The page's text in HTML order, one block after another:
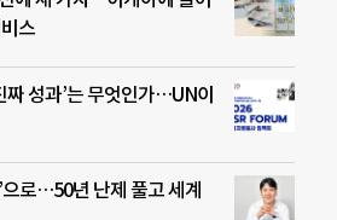
스
짜 성과’는 무엇인가…UN이
으로…50년 난제 풀고 세계